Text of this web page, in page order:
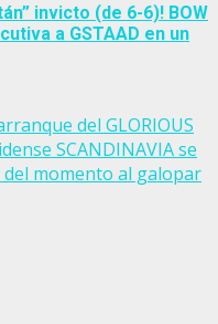
invicto (de 6-6)! BOW
a GSTAAD en un
del GLORIOUS
SCANDINAVIA se
momento al galopar